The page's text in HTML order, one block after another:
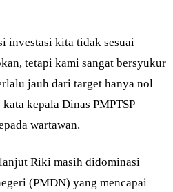
investasi kita tidak sesuai
tetapi kami sangat bersyukur
jauh dari target hanya nol
kepala Dinas PMPTSP
wartawan.
Riki masih didominasi
(PMDN) yang mencapai